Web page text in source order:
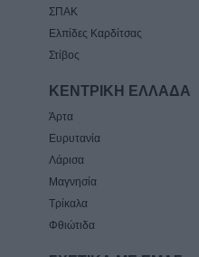
ΣΠΑΚ
Ελπίδες Καρδίτσας
Στίβος
ΚΕΝΤΡΙΚΗ ΕΛΛΑΔΑ
Άρτα
Ευρυτανία
Λάρισα
Μαγνησία
Τρίκαλα
Φθιώτιδα